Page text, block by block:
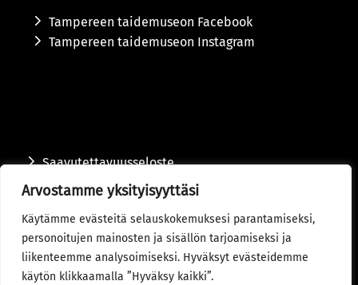
Arvostamme yksityisyyttäsi
Käytämme evästeitä selauskokemuksesi parantamiseksi,
personoitujen mainosten ja sisällön tarjoamiseksi ja
liikenteemme analysoimiseksi. Hyväksyt evästeidemme
käytön klikkaamalla ”Hyväksy kaikki”.
Tampereen taidemuseon Facebook
Tampereen taidemuseon Instagram
Saavutettavuusseloste
Tietosuojaseloste
© 2024 Tampereen kaupunki